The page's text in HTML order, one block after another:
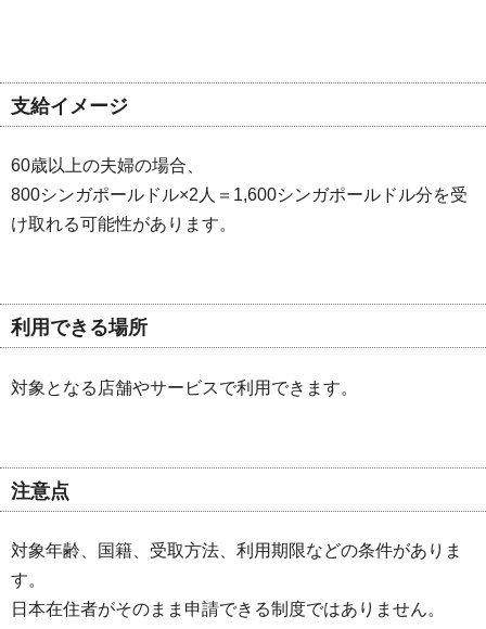
支給イメージ
60歳以上の夫婦の場合、
800シンガポールドル×2人＝1,600シンガポールドル分を受
け取れる可能性があります。
利用できる場所
対象となる店舗やサービスで利用できます。
注意点
対象年齢、国籍、受取方法、利用期限などの条件がありま
す。
日本在住者がそのまま申請できる制度ではありません。